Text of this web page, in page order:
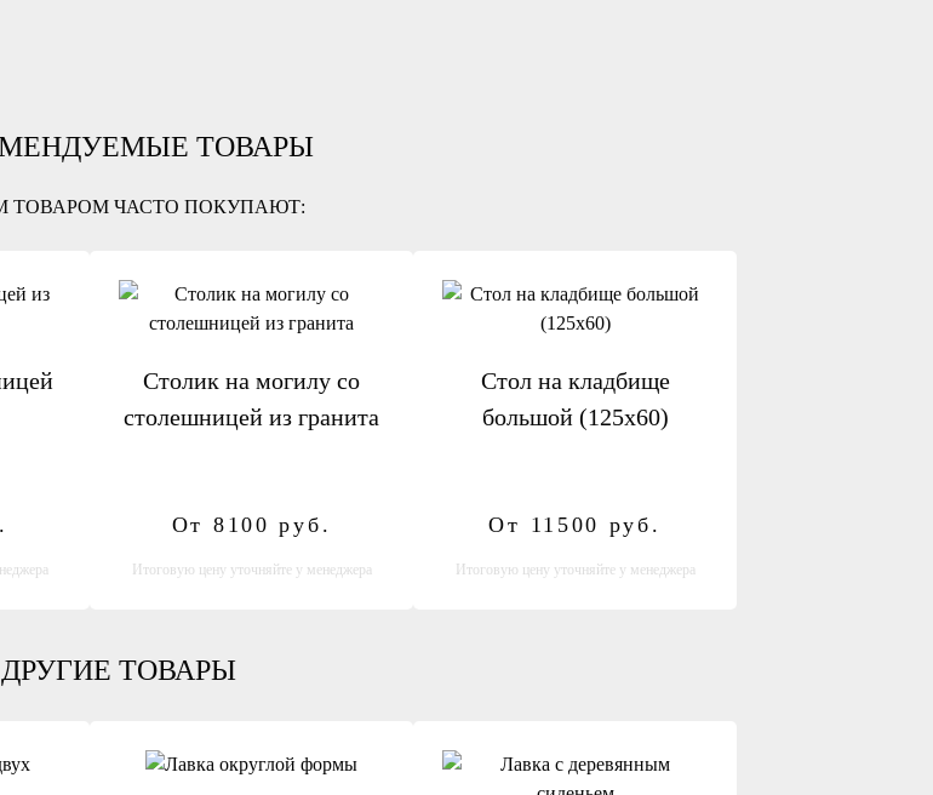
ТОВАРЫ
ТОВАРОМ ЧАСТО ПОКУПАЮТ:
Столик на могилу со
столешницей из гранита
От 8100 руб.
Итоговую цену уточняйте у менеджера
Стол на кладбище
большой (125х60)
От 11500 руб.
Итоговую цену уточняйте у менеджера
ДРУГИЕ ТОВАРЫ